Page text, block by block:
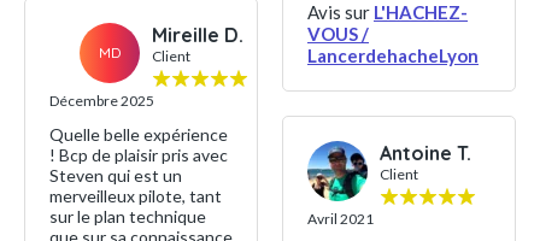
MD
Mireille D.
Client
Décembre 2025
Quelle belle expérience
! Bcp de plaisir pris avec
Steven qui est un
merveilleux pilote, tant
sur le plan technique
que sur sa connaissance
Avis sur L'HACHEZ-
VOUS /
LancerdehacheLyon
Antoine T.
Client
Avril 2021